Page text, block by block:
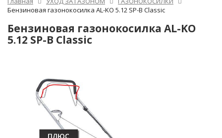
Бензиновая газонокосилка AL-KO 5.12 SP-B Classic
Бензиновая газонокосилка AL-KO
5.12 SP-B Classic